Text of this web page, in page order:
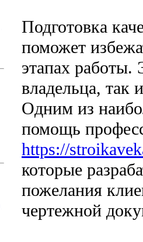
Подготовка
поможет
этапах работы.
владельца, так
Одним из
помощь
https://
которые
пожелания
чертежной